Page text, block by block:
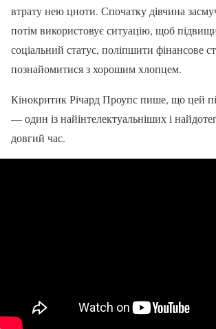
втрату нею цноти. Спочатку дівчина
потім використовує ситуацію, щоб
соціальний статус, поліпшити фінансове
познайомитися з хорошим хлопцем.
Кінокритик Річард Проупс пише, що цей
— один із найінтелектуальніших і
довгий час.